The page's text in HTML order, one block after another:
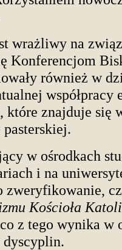
wrażliwy na
Konferencjom
również w
współpracy
które znajduje się
w ośrodkach
i na
zweryfikowanie,
Kościoła
z tego wynika w
dyscyplin.